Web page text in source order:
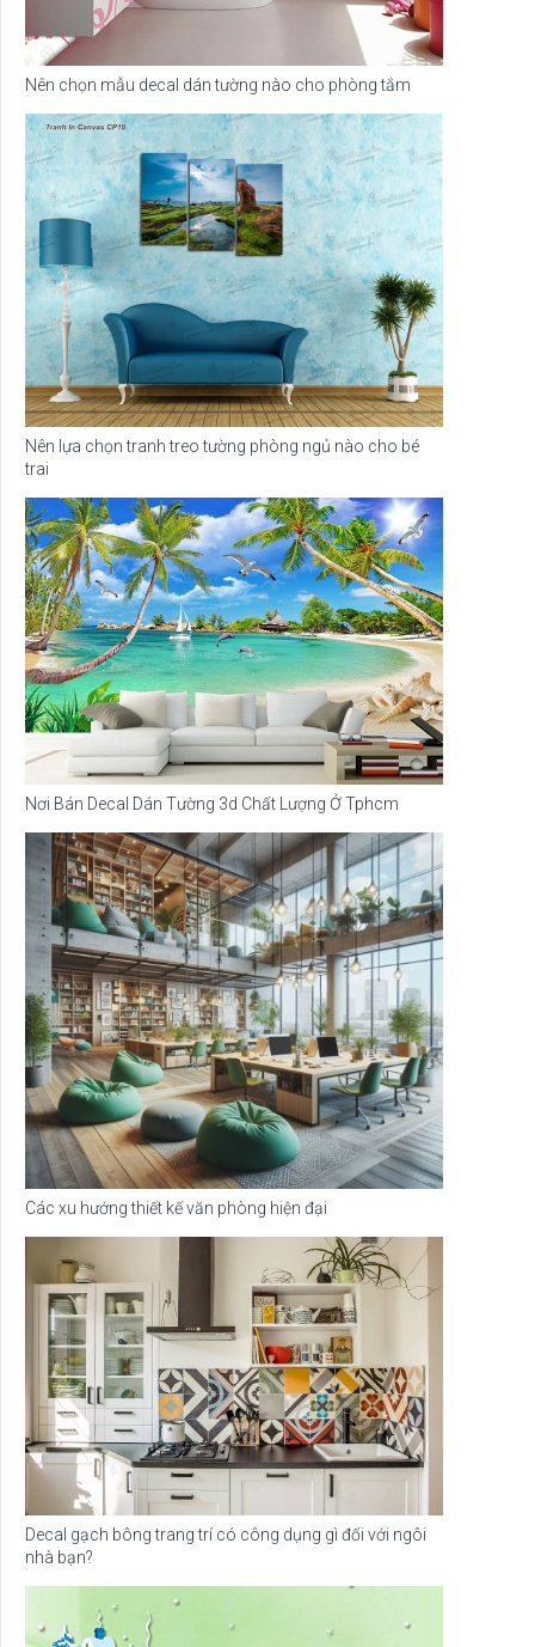
Nên chọn mẫu decal dán tường nào cho phòng tắm
Nên lựa chọn tranh treo tường phòng ngủ nào cho bé
trai
Nơi Bán Decal Dán Tường 3d Chất Lượng Ở Tphcm
Các xu hướng thiết kế văn phòng hiện đại
Decal gạch bông trang trí có công dụng gì đối với ngôi
nhà bạn?